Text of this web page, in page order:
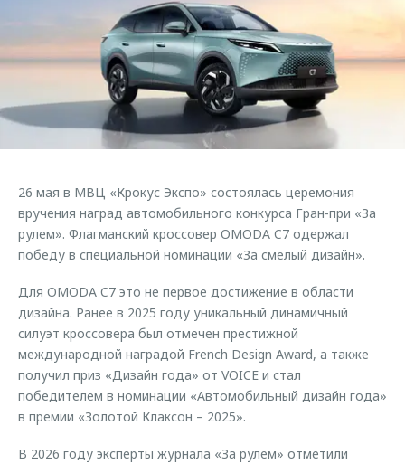
Кредитный калькулятор
Одежда и сувениры
Оригинальные аксессуары
Трейд-ин
Калькулятор трейд-ин
Клиентская поддержка
O&J Автоклуб
Клуб владельцев OMODA
Приложение O&J
Аксессуары
Оригинальные аксессуары
Запчасти
Обратная связь
26 мая в МВЦ «Крокус Экспо» состоялась церемония
вручения наград автомобильного конкурса Гран-при «За
рулем». Флагманский кроссовер OMODA C7 одержал
победу в специальной номинации «За смелый дизайн».
Для OMODA C7 это не первое достижение в области
дизайна. Ранее в 2025 году уникальный динамичный
силуэт кроссовера был отмечен престижной
международной наградой French Design Award, а также
получил приз «Дизайн года» от VOICE и стал
победителем в номинации «Автомобильный дизайн года»
в премии «Золотой Клаксон – 2025».
В 2026 году эксперты журнала «За рулем» отметили